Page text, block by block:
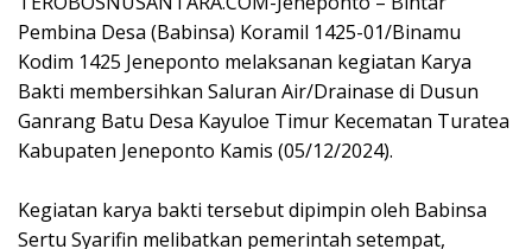
Pembina Desa (Babinsa) Koramil 1425-01/Binamu
Kodim 1425 Jeneponto melaksanan kegiatan Karya
Bakti membersihkan Saluran Air/Drainase di Dusun
Ganrang Batu Desa Kayuloe Timur Kecematan Turatea
Kabupaten Jeneponto Kamis (05/12/2024).
Kegiatan karya bakti tersebut dipimpin oleh Babinsa
Sertu Syarifin melibatkan pemerintah setempat,